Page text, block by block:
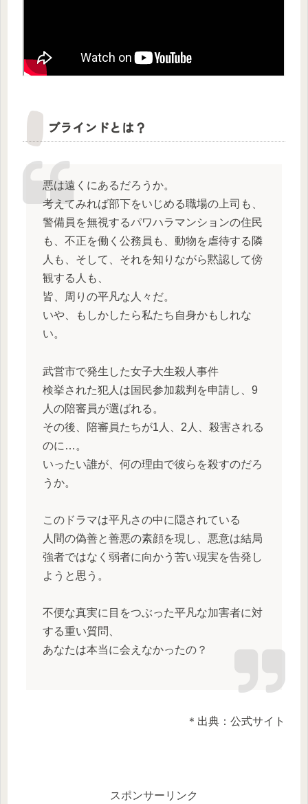
ブラインドとは？
悪は遠くにあるだろうか。
考えてみれば部下をいじめる職場の上司も、
警備員を無視するパワハラマンションの住民
も、不正を働く公務員も、動物を虐待する隣
人も、そして、それを知りながら黙認して傍
観する人も、
皆、周りの平凡な人々だ。
いや、もしかしたら私たち自身かもしれな
い。
武営市で発生した女子大生殺人事件
検挙された犯人は国民参加裁判を申請し、9
人の陪審員が選ばれる。
その後、陪審員たちが1人、2人、殺害される
のに…。
いったい誰が、何の理由で彼らを殺すのだろ
うか。
このドラマは平凡さの中に隠されている
人間の偽善と善悪の素顔を現し、悪意は結局
強者ではなく弱者に向かう苦い現実を告発し
ようと思う。
不便な真実に目をつぶった平凡な加害者に対
する重い質問、
あなたは本当に会えなかったの？
＊出典：公式サイト
スポンサーリンク